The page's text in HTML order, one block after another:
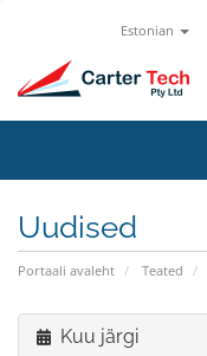
Estonian
Uudised
Portaali avaleht Teated
Kuu järgi